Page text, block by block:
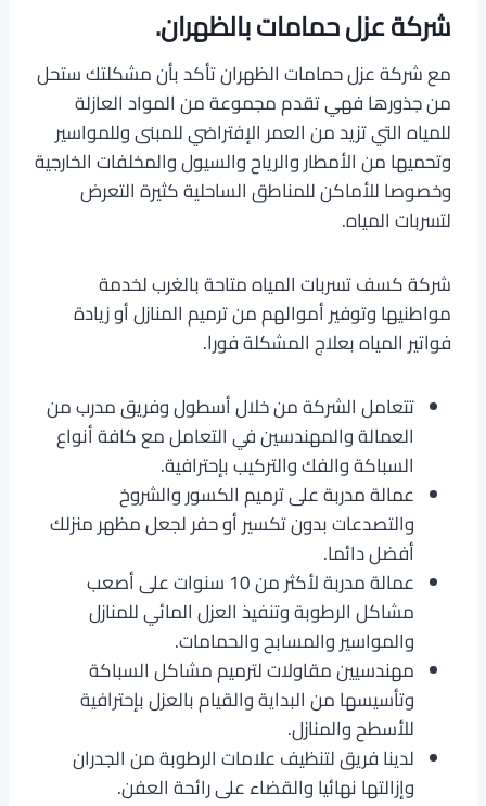
شركة عزل حمامات بالظهران.
مع شركة عزل حمامات الظهران تأكد بأن مشكلتك ستحل
من جذورها فهي تقدم مجموعة من المواد العازلة
للمياه التي تزيد من العمر الإفتراضي للمبنى وللمواسير
وتحميها من الأمطار والرياح والسيول والمخلفات الخارجية
وخصوصا للأماكن للمناطق الساحلية كثيرة التعرض
لتسربات المياه.
شركة كسف تسربات المياه متاحة بالغرب لخدمة
مواطنيها وتوفير أموالهم من ترميم المنازل أو زيادة
فواتير المياه بعلاج المشكلة فورا.
تتعامل الشركة من خلال أسطول وفريق مدرب من
العمالة والمهندسين في التعامل مع كافة أنواع
السباكة والفك والتركيب بإحترافية.
عمالة مدربة على ترميم الكسور والشروخ
والتصدعات بدون تكسير أو حفر لجعل مظهر منزلك
أفضل دائما.
عمالة مدربة لأكثر من 10 سنوات على أصعب
مشاكل الرطوبة وتنفيذ العزل المائي للمنازل
والمواسير والمسابح والحمامات.
مهندسيين مقاولات لترميم مشاكل السباكة
وتأسيسها من البداية والقيام بالعزل بإحترافية
للأسطح والمنازل.
لدينا فريق لتنظيف علامات الرطوبة من الجدران
وإزالتها نهائيا والقضاء على رائحة العفن.